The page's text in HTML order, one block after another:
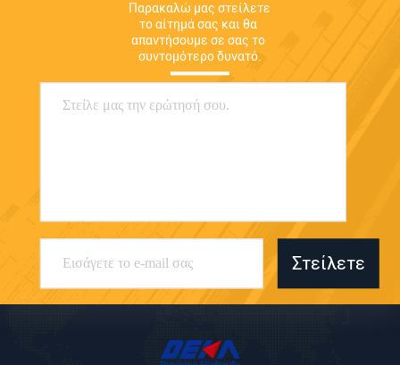
Παρακαλώ μας στείλετε
το αίτημά σας και θα
απαντήσουμε σε σας το
συντομότερο δυνατό.
Στείλετε